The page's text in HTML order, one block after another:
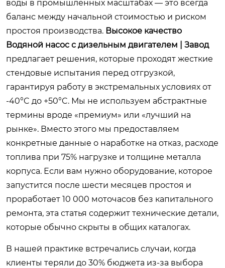
воды в промышленных масштабах — это всегда
баланс между начальной стоимостью и риском
простоя производства. Высокое качество
Водяной насос с дизельным двигателем | Завод
предлагает решения, которые проходят жесткие
стендовые испытания перед отгрузкой,
гарантируя работу в экстремальных условиях от
-40°C до +50°C. Мы не используем абстрактные
термины вроде «премиум» или «лучший на
рынке». Вместо этого мы предоставляем
конкретные данные о наработке на отказ, расходе
топлива при 75% нагрузке и толщине металла
корпуса. Если вам нужно оборудование, которое
запустится после шести месяцев простоя и
проработает 10 000 моточасов без капитального
ремонта, эта статья содержит технические детали,
которые обычно скрыты в общих каталогах.
В нашей практике встречались случаи, когда
клиенты теряли до 30% бюджета из-за выбора